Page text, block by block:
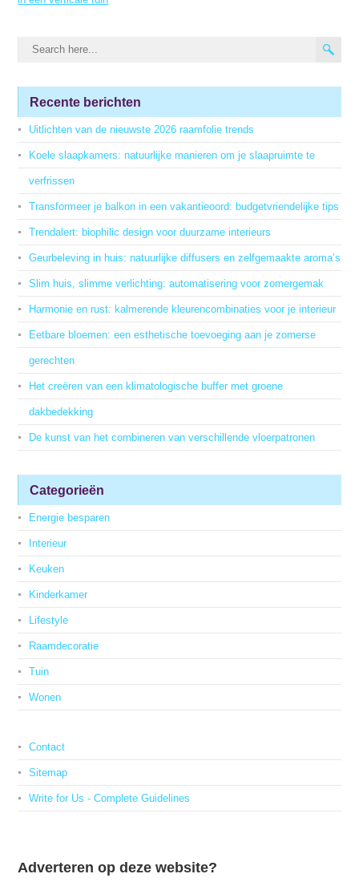
Recente berichten
Uitlichten van de nieuwste 2026 raamfolie trends
Koele slaapkamers: natuurlijke manieren om je slaapruimte te
verfrissen
Transformeer je balkon in een vakantieoord: budgetvriendelijke tips
Trendalert: biophilic design voor duurzame interieurs
Geurbeleving in huis: natuurlijke diffusers en zelfgemaakte aroma’s
Slim huis, slimme verlichting: automatisering voor zomergemak
Harmonie en rust: kalmerende kleurencombinaties voor je interieur
Eetbare bloemen: een esthetische toevoeging aan je zomerse
gerechten
Het creëren van een klimatologische buffer met groene
dakbedekking
De kunst van het combineren van verschillende vloerpatronen
Categorieën
Energie besparen
Interieur
Keuken
Kinderkamer
Lifestyle
Raamdecoratie
Tuin
Wonen
Contact
Sitemap
Write for Us - Complete Guidelines
Adverteren op deze website?